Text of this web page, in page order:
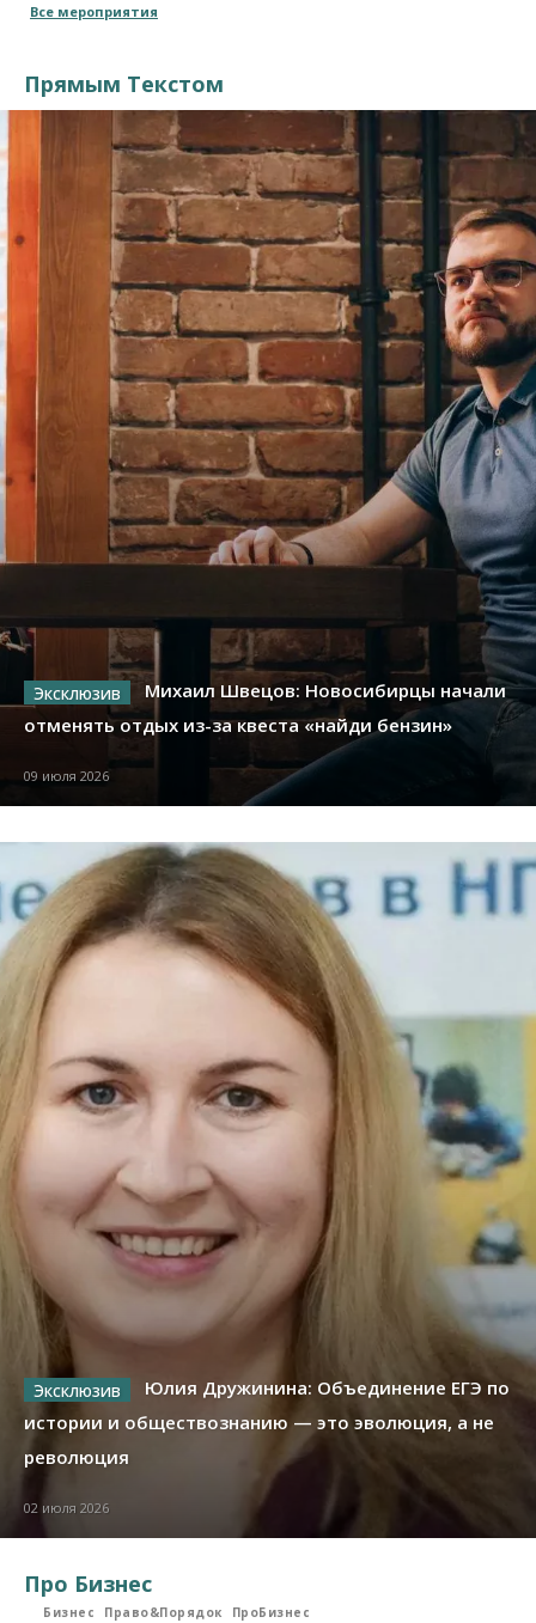
Все мероприятия
Прямым Текстом
Михаил Швецов: Новосибирцы начали
отменять отдых из-за квеста «найди бензин»
09 июля 2026
Юлия Дружинина: Объединение ЕГЭ по
истории и обществознанию — это эволюция, а не
революция
02 июля 2026
Про Бизнес
Бизнес Право&Порядок ПроБизнес